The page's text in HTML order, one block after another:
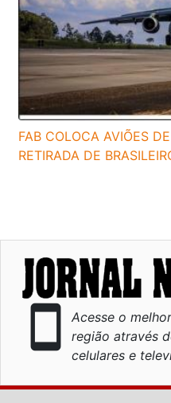
FAB COLOCA AVIÕES
RETIRADA DE
smartphone
Acesse o
região através
celulares e